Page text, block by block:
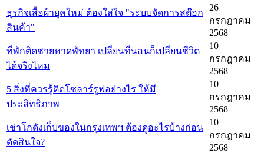
ธุรกิจเสื้อผ้ายุคใหม่ ต้องใส่ใจ "ระบบจัดการสต๊อก
สินค้า"
26
กรกฎาคม
2568
ที่พักติดชายหาดพัทยา เปลี่ยนที่นอนก็เปลี่ยนชีวิต
ได้จริงไหม
10
กรกฎาคม
2568
5 สิ่งที่ควรรู้ติดโซลาร์รูฟอย่างไร ให้มี
ประสิทธิภาพ
10
กรกฎาคม
2568
เช่าโกดังเก็บของในกรุงเทพฯ ต้องดูอะไรบ้างก่อน
ตัดสินใจ?
10
กรกฎาคม
2568